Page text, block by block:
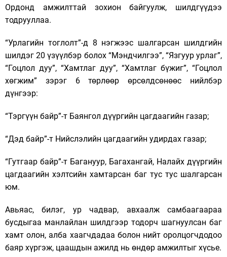
Ордонд амжилттай зохион байгуулж, шилдгүүдээ
тодрууллаа.
“Урлагийн тоглолт”-д 8 нэгжээс шалгарсан шилдгийн
шилдэг 20 үзүүлбэр болох “Мэндчилгээ”, “Язгуур урлаг”,
“Гоцлол дуу”, “Хамтлаг дуу”, “Хамтлаг бүжиг”, “Гоцлол
хөгжим” зэрэг 6 төрлөөр өрсөлдсөнөөс нийлбэр
дүнгээр:
“Тэргүүн байр”-т Баянгол дүүргийн цагдаагийн газар;
“Дэд байр”-т Нийслэлийн цагдаагийн удирдах газар;
“Гутгаар байр”-т Багануур, Багахангай, Налайх дүүргийн
цагдаагийн хэлтсийн хамтарсан баг тус тус шалгарсан
юм.
Авьяас, билэг, ур чадвар, авхаалж самбаагаараа
бусдыгаа манлайлан шилдгээр тодорч шагнуулсан баг
хамт олон, алба хаагчдадаа болон нийт оролцогчдодоо
баяр хүргэж, цаашдын ажилд нь өндөр амжилтыг хүсье.